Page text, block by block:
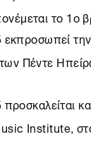
το 1ο
εκπροσωπεί
Πέντε
Institute,